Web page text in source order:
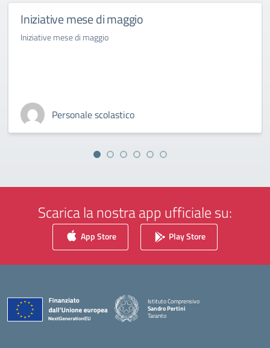
Iniziative mese di maggio
Iniziative mese di maggio
Personale scolastico
Scarica la nostra app ufficiale su:
App Store Play Store
Istituto Comprensivo
Sandro Pertini
Taranto